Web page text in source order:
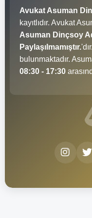
Avukat Asuman
kayıtlıdır. Avukat
Asuman Dinçsoy
Paylaşılmamıştır.
bulunmaktadır.
08:30 - 17:30